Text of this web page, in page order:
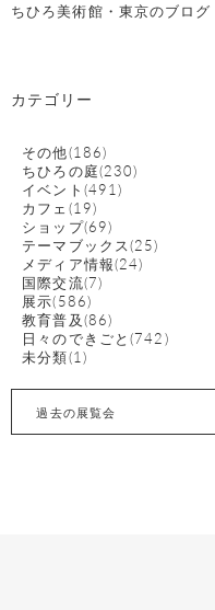
ちひろ美術館・東京のブログ
カテゴリー
その他(186)
ちひろの庭(230)
イベント(491)
カフェ(19)
ショップ(69)
テーマブックス(25)
メディア情報(24)
国際交流(7)
展示(586)
教育普及(86)
日々のできごと(742)
未分類(1)
過去の展覧会